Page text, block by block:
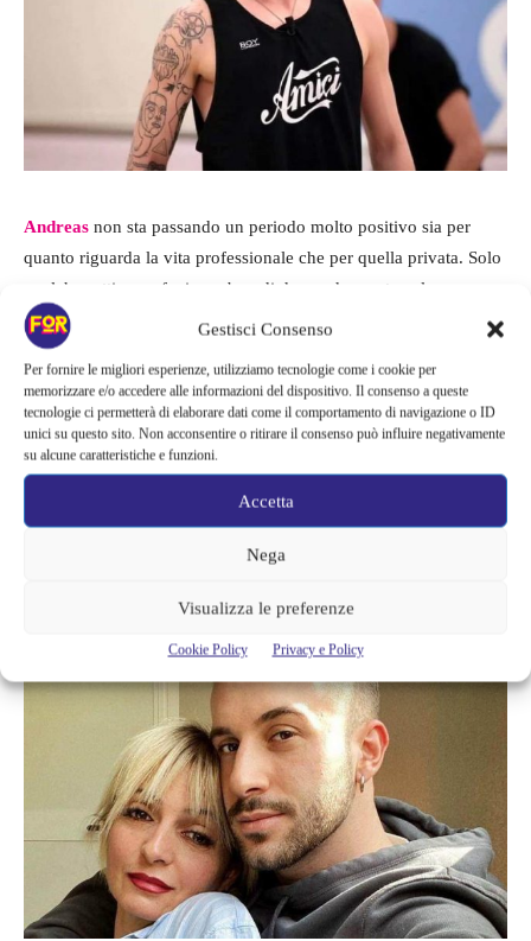
Gestisci Consenso
Per fornire le migliori esperienze, utilizziamo tecnologie come i cookie per
memorizzare e/o accedere alle informazioni del dispositivo. Il consenso a queste
tecnologie ci permetterà di elaborare dati come il comportamento di navigazione o ID
unici su questo sito. Non acconsentire o ritirare il consenso può influire negativamente
su alcune caratteristiche e funzioni.
Accetta
Nega
Visualizza le preferenze
Cookie Policy Privacy e Policy
Andreas non sta passando un periodo molto positivo sia per
quanto riguarda la vita professionale che per quella privata. Solo
qualche settimana fa, in un box di domande aperto sul suo
canale instagram
nel quale si è messo a disposizione dei suoi
follower per rispondere ad ogni sorta di domanda,
pubblicamente ammesso di essere depressoper via di un
problema di salute che ha in sospeso la sua carriera.
Anche conVeronicastarebbe vivendo un periodo difficile e
tuttavia Andreas ha rivolto delle parole dolcissime per la sua